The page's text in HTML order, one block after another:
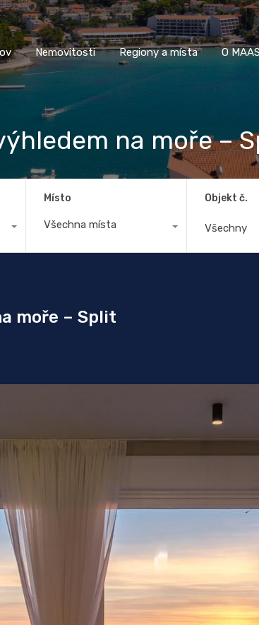
Nemovitosti Regiony a místa
Nemovitosti Regiony a místa O
na moře –
Místo
Všechna místa
Objekt č.
moře – Split